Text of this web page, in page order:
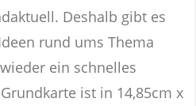
Deshalb gibt es
rund ums Thema
ein schnelles
ist in 14,85cm x